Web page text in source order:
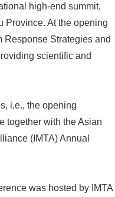
high-end summit,
Province. At the opening
Response Strategies and
scientific and
i.e., the opening
together with the Asian
(IMTA) Annual
was hosted by IMTA